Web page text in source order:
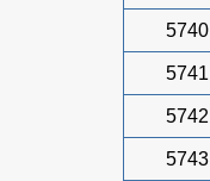
5740
5741
5742
5743